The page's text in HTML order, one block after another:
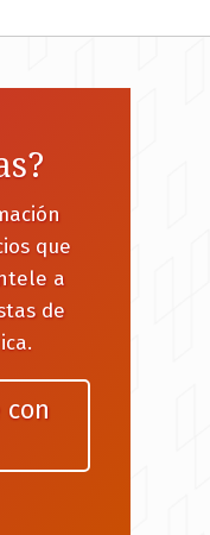
que
a
de
con